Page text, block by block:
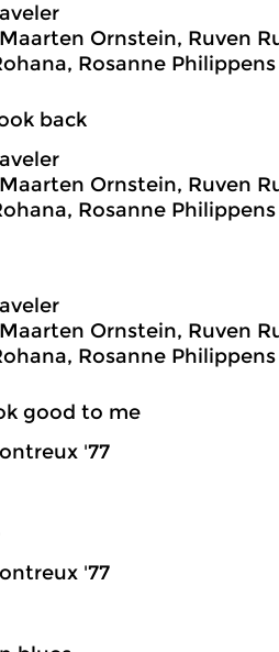
Ornstein, Ruven
Rosanne Philippens
back
Ornstein, Ruven
Rosanne Philippens
Ornstein, Ruven
Rosanne Philippens
good to me
'77
'77